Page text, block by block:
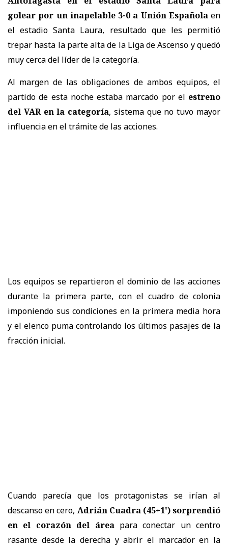
golear por un inapelable 3-0 a Unión Españolaen
el estadio Santa Laura, resultado que les permitió
trepar hasta la parte alta de la Liga de Ascenso y quedó
muy cerca del líder de la categoría.
Al margen de las obligaciones de ambos equipos, el
partido de esta noche estaba marcado por el estreno
del VAR en la categoría, sistema que no tuvo mayor
influencia en el trámite de las acciones.
Los equipos se repartieron el dominio de las acciones
durante la primera parte, con el cuadro de colonia
imponiendo sus condiciones en la primera media hora
y el elenco puma controlando los últimos pasajes de la
fracción inicial.
Cuando parecía que los protagonistas se irían al
descanso en cero, Adrián Cuadra (45+1') sorprendió
en el corazón del áreapara conectar un centro
rasante desde la derecha y abrir el marcador en la